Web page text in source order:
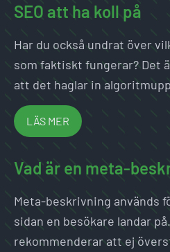
SEO att ha koll på
Har du också undrat över
som faktiskt fungerar? Det
att det haglar in
LÄS MER
Vad är en meta-
Meta-beskrivning används
sidan en besökare landar
rekommenderar att ej